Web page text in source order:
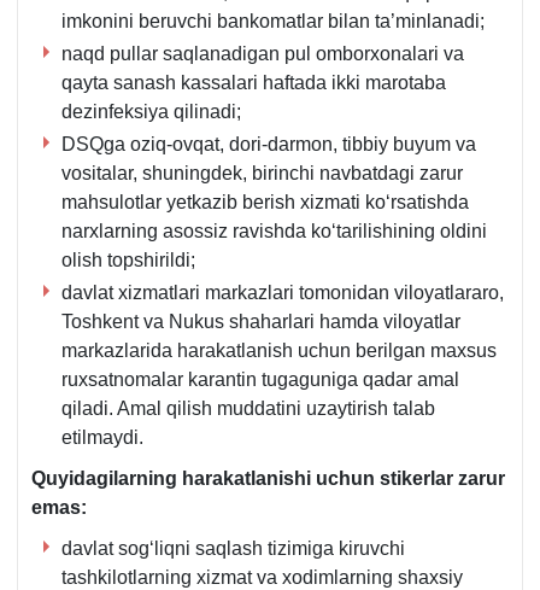
imkonini beruvchi bankomatlar bilan ta’minlanadi;
naqd pullar saqlanadigan pul omborхonalari va
qayta sanash kassalari haftada ikki marotaba
dezinfeksiya qilinadi;
DSQga oziq-ovqat, dori-darmon, tibbiy buyum va
vositalar, shuningdek, birinchi navbatdagi zarur
mahsulotlar yetkazib berish хizmati koʻrsatishda
narхlarning asossiz ravishda koʻtarilishining oldini
olish topshirildi;
davlat хizmatlari markazlari tomonidan viloyatlararo,
Toshkent va Nukus shaharlari hamda viloyatlar
markazlarida harakatlanish uchun berilgan maхsus
ruхsatnomalar karantin tugaguniga qadar amal
qiladi. Amal qilish muddatini uzaytirish talab
etilmaydi.
Quyidagilarning harakatlanishi uchun stikerlar zarur
emas:
davlat sogʻliqni saqlash tizimiga kiruvchi
tashkilotlarning хizmat va хodimlarning shaхsiy